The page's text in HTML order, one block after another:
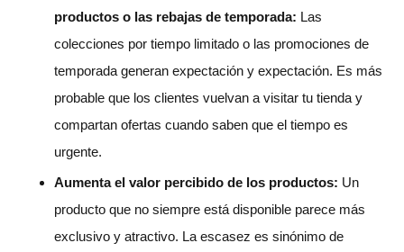
productos o las rebajas de temporada: Las
colecciones por tiempo limitado o las promociones de
temporada generan expectación y expectación. Es más
probable que los clientes vuelvan a visitar tu tienda y
compartan ofertas cuando saben que el tiempo es
urgente.
Aumenta el valor percibido de los productos: Un
producto que no siempre está disponible parece más
exclusivo y atractivo. La escasez es sinónimo de